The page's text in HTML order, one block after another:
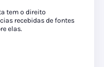
tem o direito
recebidas de fontes
elas.